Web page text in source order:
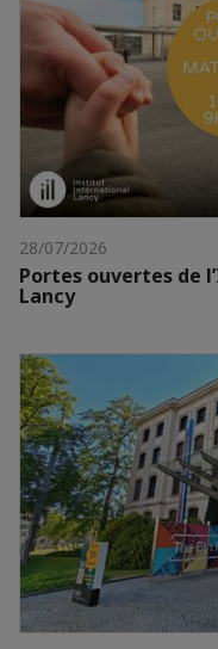
28/07/2026
Portes ouvertes de
Lancy